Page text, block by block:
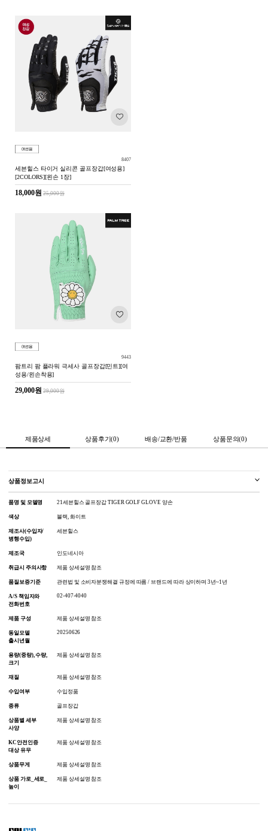
8407
세븐힐스 타이거 실리콘 골프장갑[여성용]
[2COLORS][왼손 1장]
18,000원25,000원
9443
팜트리 팜 플라워 극세사 골프장갑[민트][여
성용/왼손착용]
29,000원29,000원
제품상세 상품후기(0) 배송/교환/반품 상품문의(0)
상품정보고시
품명 및 모델명 21세븐힐스 골프장갑 TIGER GOLF GLOVE 양손
색상 블랙, 화이트
제조사(수입자/
병행수입)
세븐힐스
제조국 인도네시아
취급시 주의사항 제품 상세설명 참조
품질보증기준 관련법 및 소비자분쟁해결 규정에 따름 / 브랜드에 따라 상이하며 3년~1년
A/S 책임자와
전화번호
02-407-4040
제품 구성 제품 상세설명 참조
동일모델
출시년월
20250626
용량(중량), 수량,
크기
제품 상세설명 참조
재질 제품 상세설명 참조
수입여부 수입정품
종류 골프장갑
상품별 세부
사양
제품 상세설명 참조
KC안전인증
대상 유무
제품 상세설명 참조
상품무게 제품 상세설명 참조
상품 가로_세로_
높이
제품 상세설명 참조